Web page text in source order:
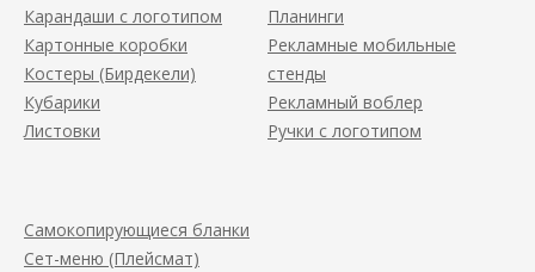
Карандаши с логотипом
Картонные коробки
Костеры (Бирдекели)
Кубарики
Листовки
Планинги
Рекламные мобильные
стенды
Рекламный воблер
Ручки с логотипом
Самокопирующиеся бланки
Сет-меню (Плейсмат)